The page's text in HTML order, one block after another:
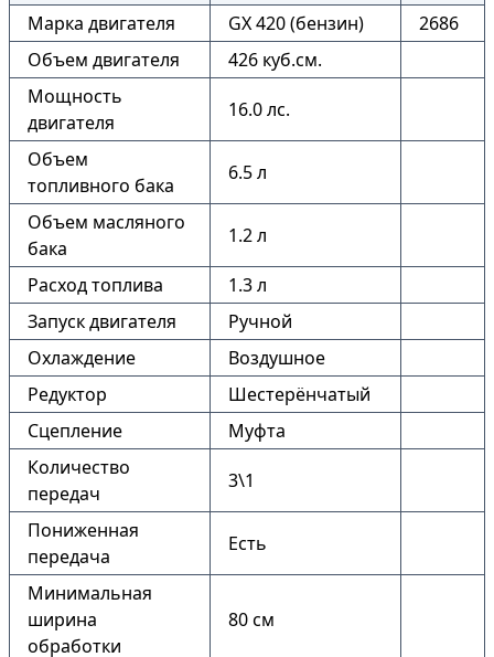
Марка двигателя
GX 420 (бензин)
2686
Объем двигателя
426 куб.см.
Мощность
двигателя
16.0 лс.
Объем
топливного бака
6.5 л
Объем масляного
бака
1.2 л
Расход топлива
1.3 л
Запуск двигателя
Ручной
Охлаждение
Воздушное
Редуктор
Шестерёнчатый
Сцепление
Муфта
Количество
передач
3\1
Пониженная
передача
Есть
Минимальная
ширина
обработки
80 см